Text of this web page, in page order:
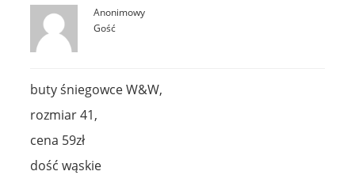
Anonimowy
Gość
buty śniegowce W&W,
rozmiar 41,
cena 59zł
dość wąskie